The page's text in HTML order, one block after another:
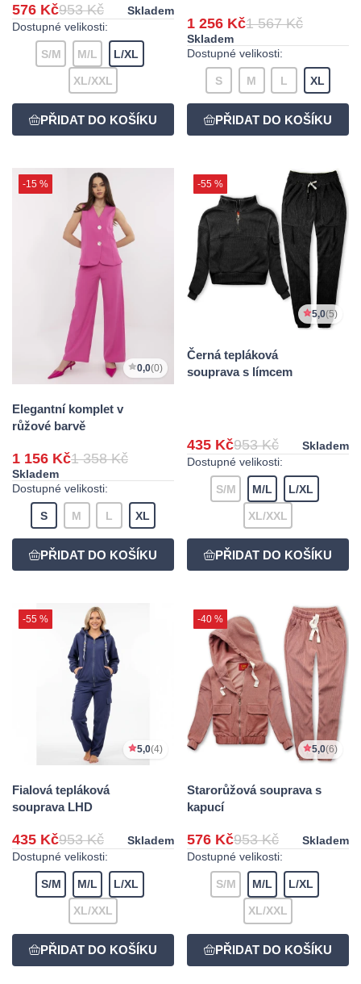
576 Kč953 Kč
Skladem
Dostupné velikosti:
S/M M/L L/XL
XL/XXL
1 256 Kč1 567 Kč
Skladem
Dostupné velikosti:
S M L XL
-15 %
0,0(0)
Elegantní komplet v
růžové barvě
1 156 Kč1 358 Kč
Skladem
Dostupné velikosti:
S M L XL
-55 %
5,0(5)
Černá tepláková
souprava s límcem
435 Kč953 Kč
Skladem
Dostupné velikosti:
S/M M/L L/XL
XL/XXL
-55 %
5,0(4)
Fialová tepláková
souprava LHD
435 Kč953 Kč
Skladem
Dostupné velikosti:
S/M M/L L/XL
XL/XXL
-40 %
5,0(6)
Starorůžová souprava s
kapucí
576 Kč953 Kč
Skladem
Dostupné velikosti:
S/M M/L L/XL
XL/XXL